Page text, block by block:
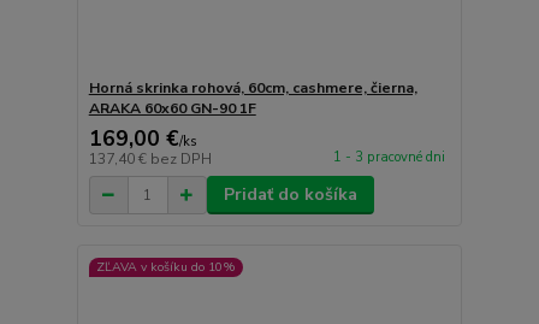
Horná skrinka rohová, 60cm, cashmere, čierna,
ARAKA 60x60 GN-90 1F
169,00 €/ks
137,40 € bez DPH 1 - 3 pracovné dni
Pridať do košíka
ZĽAVA v košíku do 10%